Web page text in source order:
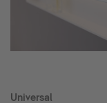
Universal